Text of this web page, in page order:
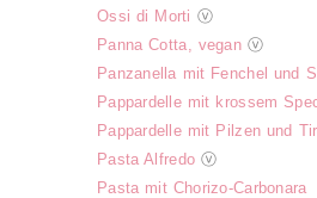
Ossi di Morti ⓥ
Panna Cotta, vegan ⓥ
Panzanella mit Fenchel und
Pappardelle mit krossem
Pappardelle mit Pilzen und
Pasta Alfredo ⓥ
Pasta mit Chorizo-Carbonara